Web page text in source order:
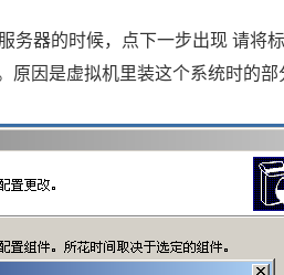
务器的时候，点下一步出现 请将
原因是虚拟机里装这个系统时的部